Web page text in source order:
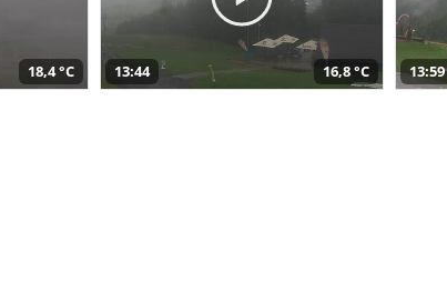
18,4 °C 13:44 16,8 °C 13:59